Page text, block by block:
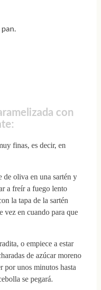
con
finas, es decir, en
de oliva en una sartén y
a freír a fuego lento
la tapa de la sartén
vez en cuando para que
o empiece a estar
de azúcar moreno
por unos minutos hasta
se pegará.